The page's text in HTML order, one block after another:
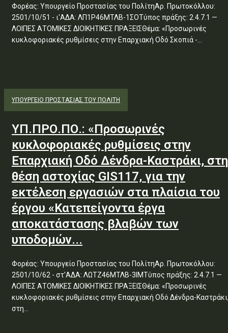
Φορέας: Υπουργείο Προστασίας του ΠολίτηΑρ. Πρωτοκόλλου:
2501/10/51 - ι'ΑΔΑ: ΛΠ1Ρ46ΜΤΛΒ-1ΣΟΤύπος πράξης: 2.4.7.1 —
ΛΟΙΠΕΣ ΑΤΟΜΙΚΕΣ ΔΙΟΙΚΗΤΙΚΕΣ ΠΡΑΞΕΙΣΘέμα: «Προσωρινές
κυκλοφοριακές ρυθμίσεις στην Επαρχιακή Οδό Σκοπιά -...
ΥΠΟΥΡΓΕΊΟ ΠΡΟΣΤΑΣΊΑΣ ΤΟΥ ΠΟΛΊΤΗ
ΥΠ.ΠΡΟ.ΠΟ.: «Προσωρινές
κυκλοφοριακές ρυθμίσεις στην
Επαρχιακή Οδό Δένδρα-Καστράκι, στη
θέση αστοχίας GIS117, για την
εκτέλεση εργασιών στα πλαίσια του
έργου «Κατεπείγοντα έργα
αποκατάστασης βλαβών των
υποδομών...
Φορέας: Υπουργείο Προστασίας του ΠολίτηΑρ. Πρωτοκόλλου:
2501/10/62 - στ'ΑΔΑ: ΛΩΤΖ46ΜΤΛΒ-3ΙΜΤύπος πράξης: 2.4.7.1 —
ΛΟΙΠΕΣ ΑΤΟΜΙΚΕΣ ΔΙΟΙΚΗΤΙΚΕΣ ΠΡΑΞΕΙΣΘέμα: «Προσωρινές
κυκλοφοριακές ρυθμίσεις στην Επαρχιακή Οδό Δένδρα-
στη...